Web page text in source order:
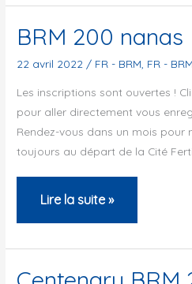
L’ACP
BRM 200 nanas
22 avril 2022 / FR - BRM FR -
Les inscriptions sont ouvertes !
pour aller directement vous
Rendez-vous dans un mois pour
toujours au départ de la Cité
BRM
200
nanas
Lire la suite »